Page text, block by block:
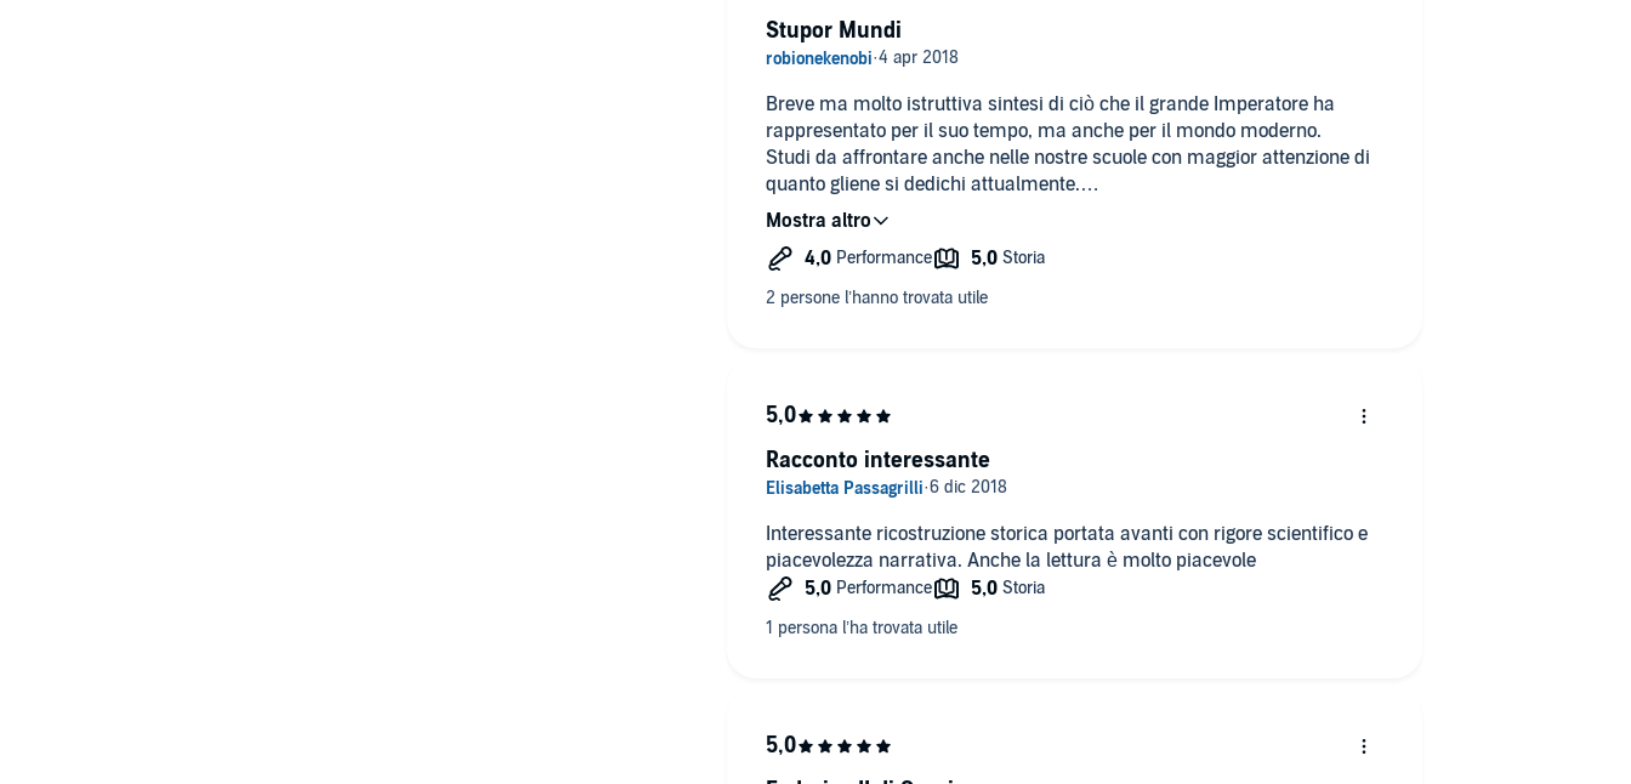
Breve ma molto istruttiva sintesi di ciò che il grande Imperatore ha
rappresentato per il suo tempo, ma anche per il mondo moderno.
Studi da affrontare anche nelle nostre scuole con maggior attenzione di
quanto gliene si dedichi attualmente.
Ottima la voce narrante.
Stupor Mundi
Interessante ricostruzione storica portata avanti con rigore scientifico e
piacevolezza narrativa. Anche la lettura è molto piacevole
Racconto interessante